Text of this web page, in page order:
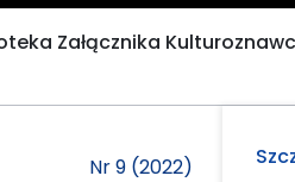
Załącznika
Nr 9 (2022)